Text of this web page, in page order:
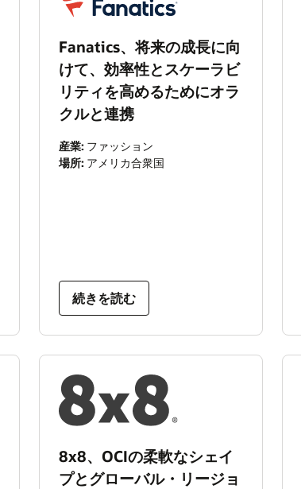
Fanatics、将来の成長に向
けて、効率性とスケーラビ
リティを高めるためにオラ
クルと連携
産業: ファッション
場所: アメリカ合衆国
続きを読む
8x8、OCIの柔軟なシェイ
プとグローバル・リージョ